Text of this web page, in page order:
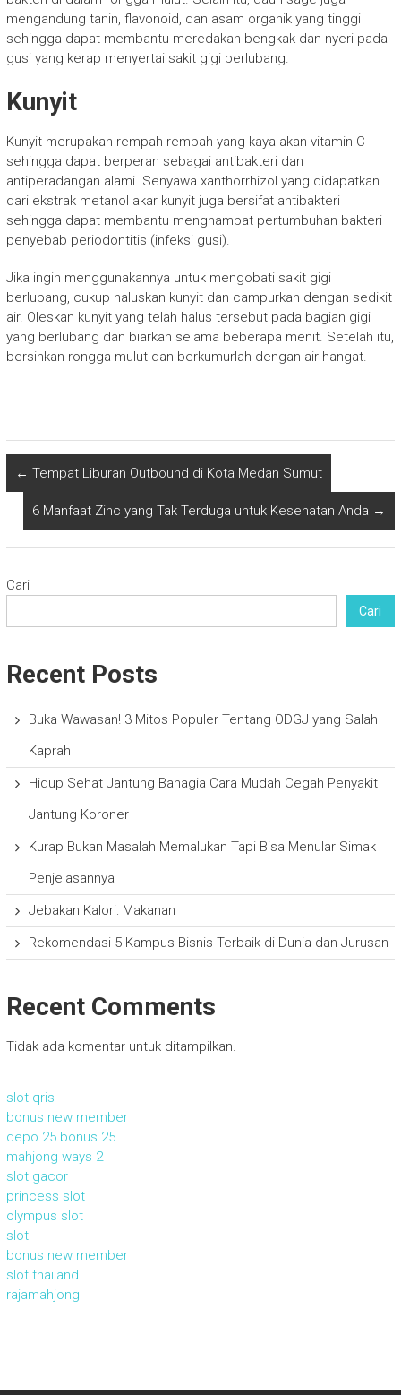
mengandung tanin, flavonoid, dan asam organik yang tinggi
sehingga dapat membantu meredakan bengkak dan nyeri pada
gusi yang kerap menyertai sakit gigi berlubang.
Kunyit
Kunyit merupakan rempah-rempah yang kaya akan vitamin C
sehingga dapat berperan sebagai antibakteri dan
antiperadangan alami. Senyawa xanthorrhizol yang didapatkan
dari ekstrak metanol akar kunyit juga bersifat antibakteri
sehingga dapat membantu menghambat pertumbuhan bakteri
penyebab periodontitis (infeksi gusi).
Jika ingin menggunakannya untuk mengobati sakit gigi
berlubang, cukup haluskan kunyit dan campurkan dengan sedikit
air. Oleskan kunyit yang telah halus tersebut pada bagian gigi
yang berlubang dan biarkan selama beberapa menit. Setelah itu,
bersihkan rongga mulut dan berkumurlah dengan air hangat.
← Tempat Liburan Outbound di Kota Medan Sumut
6 Manfaat Zinc yang Tak Terduga untuk Kesehatan Anda →
Cari
Cari
Recent Posts
Buka Wawasan! 3 Mitos Populer Tentang ODGJ yang Salah
Kaprah
Hidup Sehat Jantung Bahagia Cara Mudah Cegah Penyakit
Jantung Koroner
Kurap Bukan Masalah Memalukan Tapi Bisa Menular Simak
Penjelasannya
Jebakan Kalori: Makanan
Rekomendasi 5 Kampus Bisnis Terbaik di Dunia dan Jurusan
Recent Comments
Tidak ada komentar untuk ditampilkan.
slot qris
bonus new member
depo 25 bonus 25
mahjong ways 2
slot gacor
princess slot
olympus slot
slot
bonus new member
slot thailand
rajamahjong